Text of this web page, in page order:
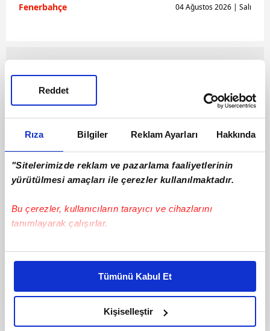
Rıza Bilgiler Reklam Ayarları Hakkında
"Sitelerimizde reklam ve pazarlama faaliyetlerinin
yürütülmesi amaçları ile çerezler kullanılmaktadır.
Bu çerezler, kullanıcıların tarayıcı ve cihazlarını
tanımlayarak çalışırlar.
Bu çerezlere izin vermeniz halinde sizlere özel
daha iyi reklam deneyimi yaşatabiliriz. Bunu yaparken
amacımızın size daha iyi bir reklam deneyimi sunmak
olduğunu ve sizlere en iyi içerikleri sunabilmek adına
elimizden gelen çabayı gösterdiğimizi ve bu noktada,
Tümünü Kabul Et
Kişiselleştir
Reddet
Fenerbahçe 04 Ağustos 2026 | Salı